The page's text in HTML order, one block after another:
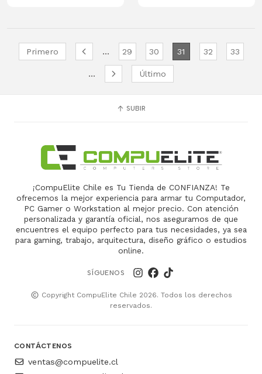
Primero ... 29 30 31 32 33
... Último
SUBIR
¡CompuElite Chile es Tu Tienda de CONFIANZA! Te
ofrecemos la mejor experiencia para armar tu Computador,
PC Gamer o Workstation al mejor precio. Con atención
personalizada y garantía oficial, nos aseguramos de que
encuentres el equipo perfecto para tus necesidades, ya sea
para gaming, trabajo, arquitectura, diseño gráfico o estudios
online.
SÍGUENOS
Copyright CompuElite Chile 2026. Todos los derechos
reservados.
CONTÁCTENOS
ventas@compuelite.cl